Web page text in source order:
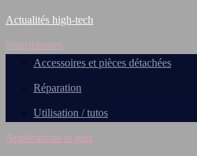
Actualités high-tech
Smartphones
Accessoires et pièces détachées
Réparation
Utilisation / tutos
Applications et jeux